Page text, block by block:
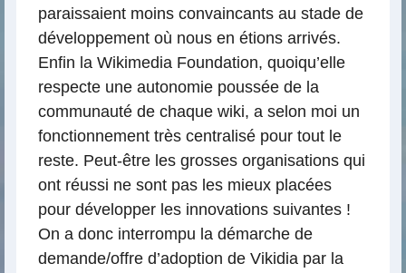
paraissaient moins convaincants au stade de
développement où nous en étions arrivés.
Enfin la Wikimedia Foundation, quoiqu’elle
respecte une autonomie poussée de la
communauté de chaque wiki, a selon moi un
fonctionnement très centralisé pour tout le
reste. Peut-être les grosses organisations qui
ont réussi ne sont pas les mieux placées
pour développer les innovations suivantes !
On a donc interrompu la démarche de
demande/offre d’adoption de Vikidia par la